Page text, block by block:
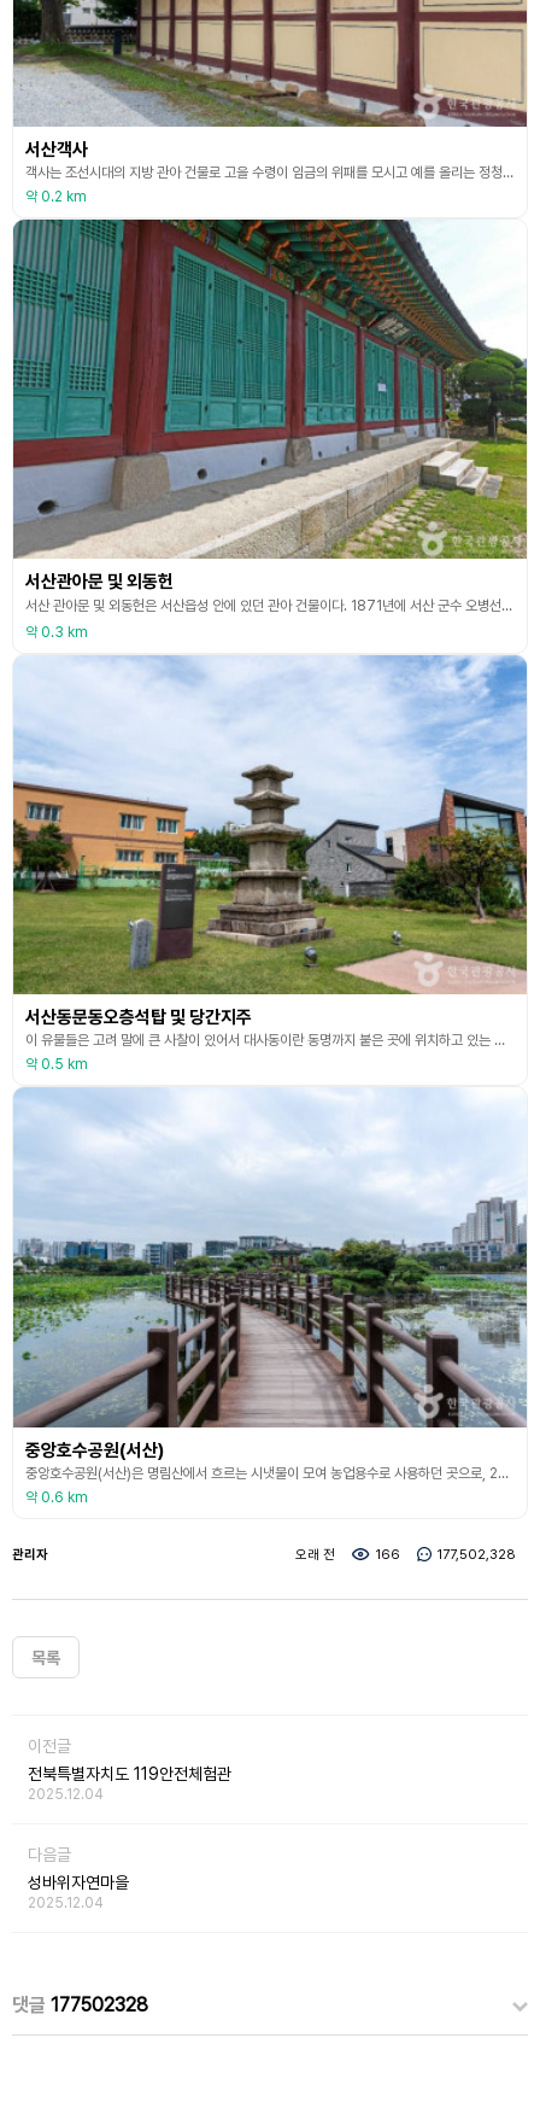
서산객사
객사는 조선시대의 지방 관아 건물로 고을 수령이 임금의 위패를 모시고 예를 올리는 정청과 중앙에서 파견된 관리나 외국의 사신이 머물렀던 좌우익실로 구성되어 있다. 서산객사는 본래 지금의 시청인 관아 내에 있었다. 처음 세워진 연대는 정확히 알 수 없지만, 시청 내에 남아 있는 외동헌과 관아문의 기법과 같은 것으로 보아 조선 후기에 세워진 것으로 보인다. 지금의 위치로 이전된 것은 일제강점기의 일이다. 현재 남향으로 세워진 이 건물은 앞면 8칸, 옆면 2
약 0.2 km
서산관아문 및 외동헌
서산 관아문 및 외동헌은 서산읍성 안에 있던 관아 건물이다. 1871년에 서산 군수 오병선이 다시 지은 것이다. 외동현은 서산시청 본관이 있는 곳에서 1978~1979년에 지금 자리로 옮겼고, 관아문도 1979년에 해체 복원하였다. 관아문은 서산군 외동헌의 정문으로, 앞면에는 ‘서령군문’이라고 쓴 현판이 걸려있다. 앞면 3칸, 옆면 2칸 규모로 지은 2층짜리 문루 건물이며, 지붕 옆면이 八자 모양인 팔작지붕 건물이다. 1층은 돌기둥처럼 생긴 주춧돌 위에
약 0.3 km
서산동문동오층석탑 및 당간지주
이 유물들은 고려 말에 큰 사찰이 있어서 대사동이란 동명까지 붙은 곳에 위치하고 있는 일명 대사동탑이라는 삼층석탑과 당간지주다. 현재 석탑의 총높이는 5m이며, 이중기단과 탑신과 옥개석을 갖추고 있다. 각층 탑신에는 우주가 모각되어 있으며, 옥개석은 4단 받침에 전각의 반전이 있는 개석이다. 상륜부는 남아있지 않다. 또한 이 탑과 같은 장소에 있는 당간지주는 탑과 같은 시대에 조성된 것으로 추정되는데 두 지주가 마주 서 있으나, 기단석의 매몰과 유실로
약 0.5 km
중앙호수공원(서산)
중앙호수공원(서산)은 명림산에서 흐르는 시냇물이 모여 농업용수로 사용하던 곳으로, 2006년부터 도심의 휴식 공간으로 정비하여 2008년 9월에 중앙호수공원으로 개장하였다. 공원의 면적은 7만 1841㎡이며 호수 넓이가 4만 149㎡, 호수 주변 공원 면적이 3만 1692㎡이다. 호수에는 수호초 등 초화류와 수생 식물이 있으며, 박연꽃, 백련, 홍련, 수련 등이 호수 위를 덮어 다양한 색의 꽃을 피운다. 연꽃 주변에는 수상 식물상을 관찰할 수 있는 다리
약 0.6 km
관리자 오래 전 166 177,502,328
목록
이전글
전북특별자치도 119안전체험관
2025.12.04
다음글
성바위자연마을
2025.12.04
댓글 177502328